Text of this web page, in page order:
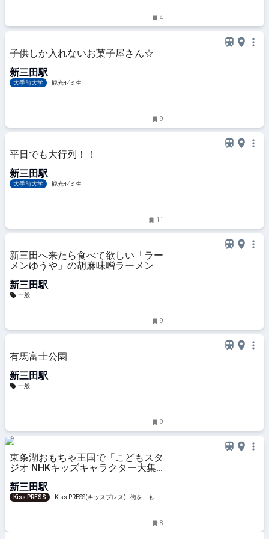
4
子供しか入れないお菓子屋さん☆
新三田駅
大手前大学 観光ゼミ生
9
平日でも大行列！！
新三田駅
大手前大学 観光ゼミ生
11
新三田へ来たら食べて欲しい「ラー
メンゆうや」の胡麻味噌ラーメン
新三田駅
一般
9
有馬富士公園
新三田駅
一般
9
東条湖おもちゃ王国で「こどもスタ
ジオ NHKキッズキャラクター大集
新三田駅
Kiss PRESS
Kiss PRESS(キッスプレス) | 街を、もっ
8